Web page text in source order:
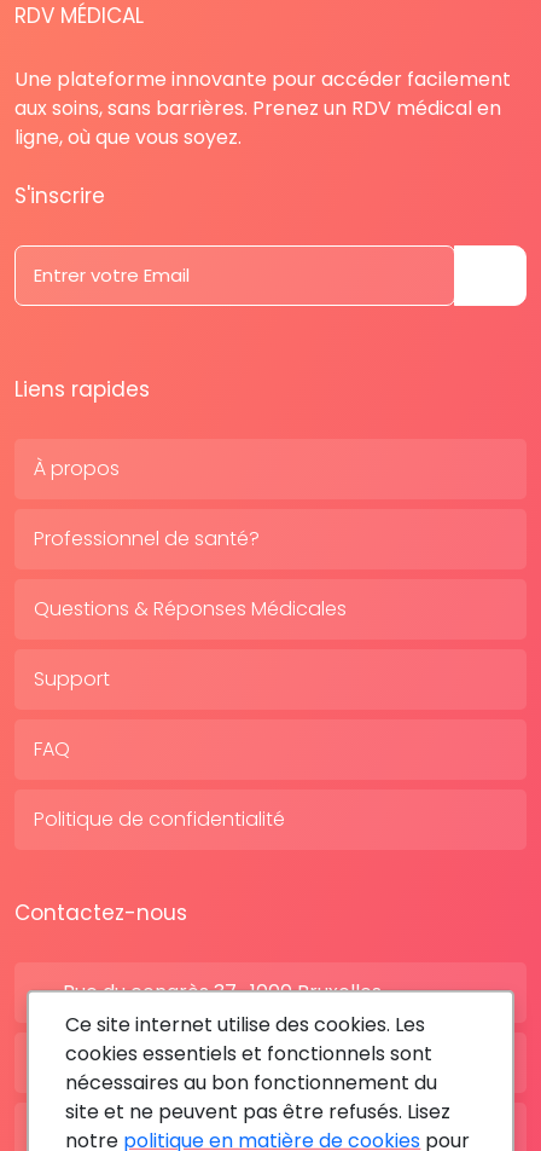
RDV MÉDICAL
Une plateforme innovante pour accéder facilement
aux soins, sans barrières. Prenez un RDV médical en
ligne, où que vous soyez.
S'inscrire
Liens rapides
À propos
Professionnel de santé?
Questions & Réponses Médicales
Support
FAQ
Politique de confidentialité
Contactez-nous
Rue du congrès 37 , 1000 Bruxelles
BE: +32 28080227
FR: +33 183642895
Ce site internet utilise des cookies. Les
cookies essentiels et fonctionnels sont
nécessaires au bon fonctionnement du
site et ne peuvent pas être refusés. Lisez
notre politique en matière de cookies pour